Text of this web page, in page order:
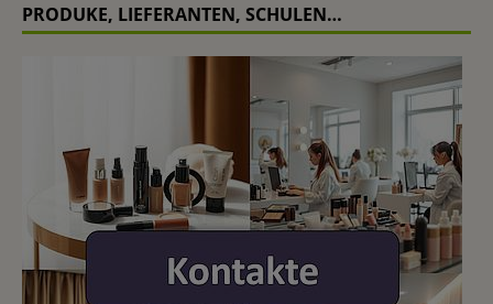
PRODUKE, LIEFERANTEN, SCHULEN…